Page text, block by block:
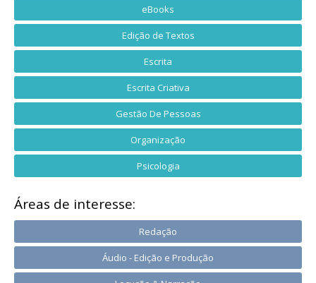
eBooks
Edição de Textos
Escrita
Escrita Criativa
Gestão De Pessoas
Organização
Psicologia
Áreas de interesse:
Redação
Áudio - Edição e Produção